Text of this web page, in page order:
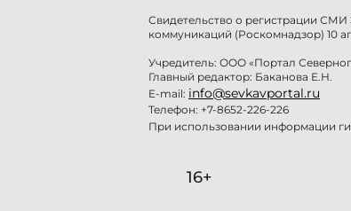
Свидетельство о регистрации
коммуникаций (Роскомнадзор) 10
Учредитель: ООО «Портал
Главный редактор: Баканова Е.Н.
E-mail: info@sevkavportal.ru
Телефон: +7-8652-226-226
При использовании информации
16+